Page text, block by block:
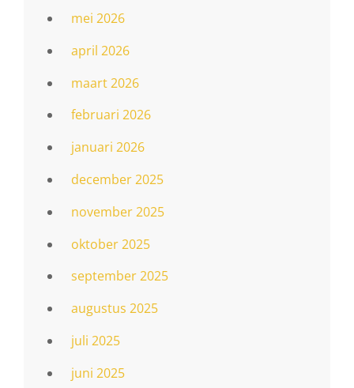
mei 2026
april 2026
maart 2026
februari 2026
januari 2026
december 2025
november 2025
oktober 2025
september 2025
augustus 2025
juli 2025
juni 2025